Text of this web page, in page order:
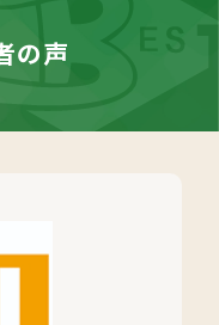
の声